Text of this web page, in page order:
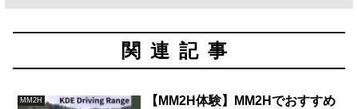
関連記事
MM2H
【MM2H体験】MM2Hでおすすめ